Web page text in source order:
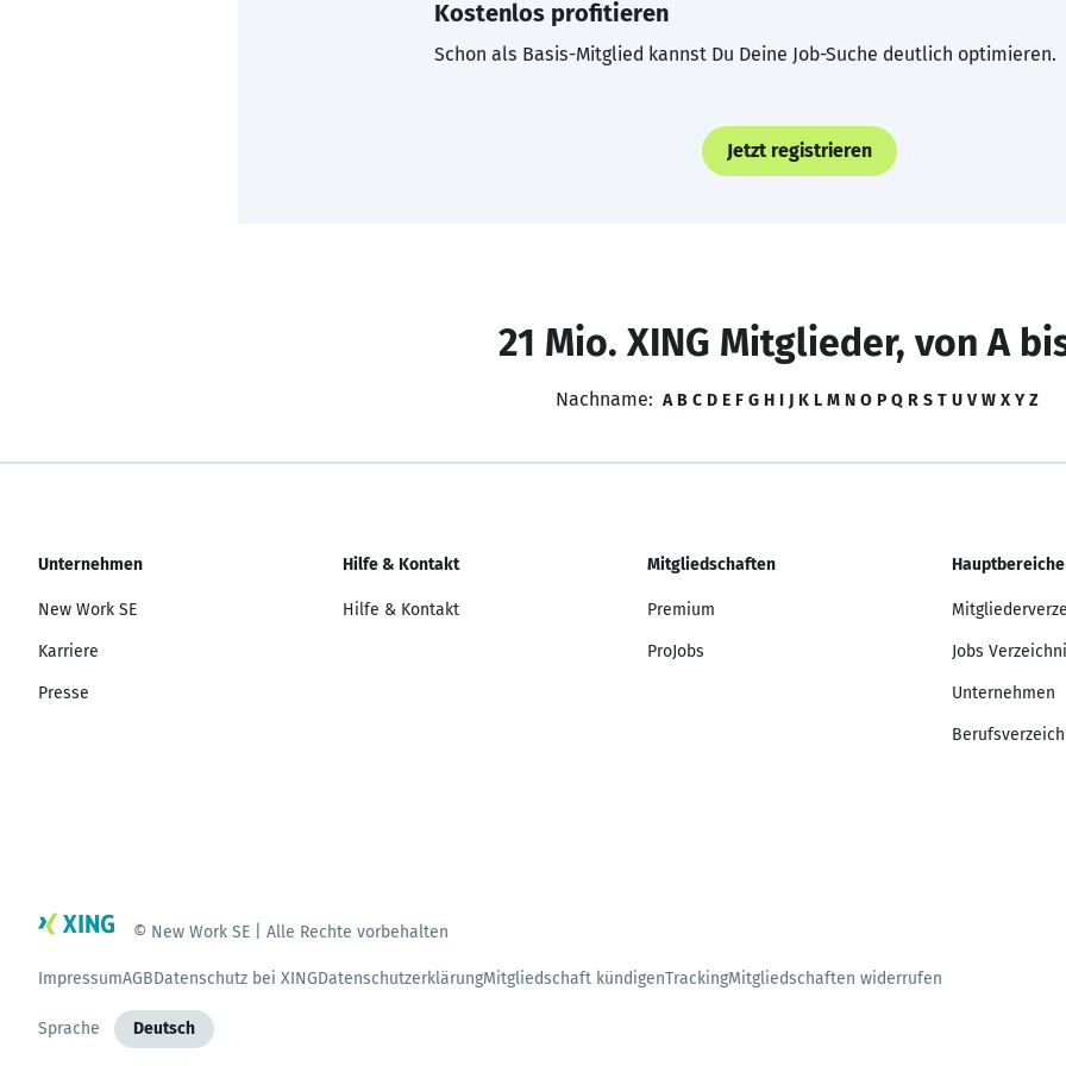
Kostenlos profitieren
Schon als Basis-Mitglied kannst Du Deine Job-Suche deutlich optimieren.
Jetzt registrieren
21 Mio. XING Mitglieder, von A
Nachname: A B C D E F G H I J K L M N O P Q R S T U V W X Y Z
Unternehmen
New Work SE
Karriere
Presse
Hilfe & Kontakt
Hilfe & Kontakt
Mitgliedschaften
Premium
ProJobs
Hauptbereiche
Jobs
Unternehmen
© New Work SE | Alle Rechte vorbehalten
ImpressumAGBDatenschutz bei XINGDatenschutzerklärungMitgliedschaft kündigenTrackingMitgliedschaften widerrufen
Sprache Deutsch